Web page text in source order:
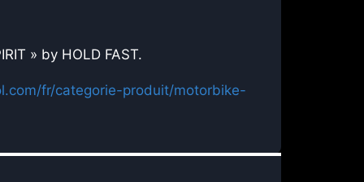
» by HOLD FAST.
fr/categorie-produit/motorbike-